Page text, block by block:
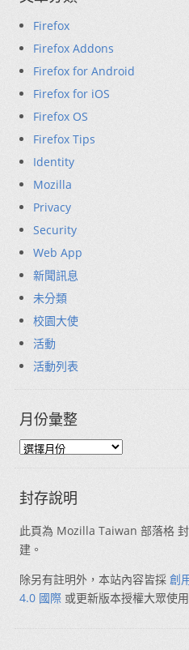
Firefox
Firefox Addons
Firefox for Android
Firefox for iOS
Firefox OS
Firefox Tips
Identity
Mozilla
Privacy
Security
Web App
新聞訊息
未分類
校園大使
活動
活動列表
月份彙整
封存說明
此頁為 Mozilla Taiwan 部落格
建。
除另有註明外，本站內容皆採 創
4.0 國際 或更新版本授權大眾使用